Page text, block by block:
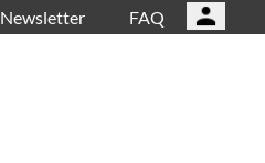
Newsletter FAQ